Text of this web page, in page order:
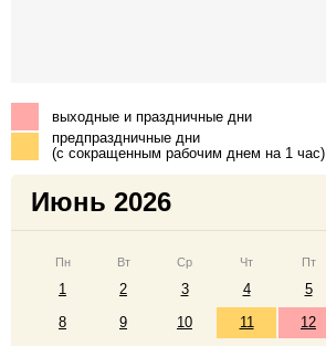
выходные и праздничные дни
предпраздничные дни
(с сокращенным рабочим днем на 1 час)
Июнь 2026
Пн Вт Ср Чт Пт
1 2 3 4 5
8
9 10 11 12